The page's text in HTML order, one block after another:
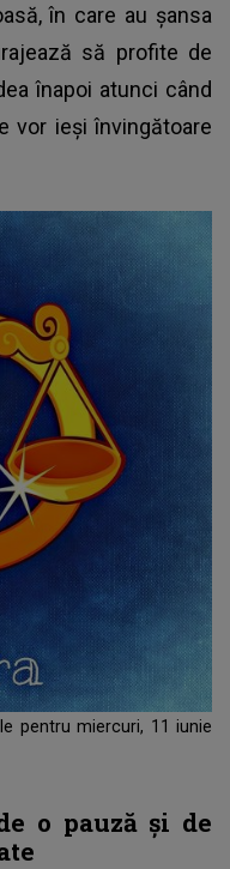
în care au șansa
să profite de
înapoi atunci când
vor ieși învingătoare
pentru miercuri, 11 iunie
o pauză și de